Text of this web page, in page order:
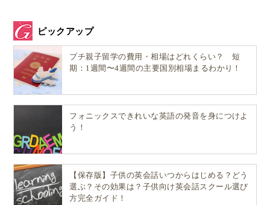
ピックアップ
プチ親子留学の費用・相場はどれくらい？ 短
期：1週間〜4週間の主要国別相場まるわかり！
フォニックスできれいな英語の発音を身につけよ
う！
【保存版】子供の英会話いつからはじめる？どう
選ぶ？その効果は？子供向け英会話スクール選び
方完全ガイド！